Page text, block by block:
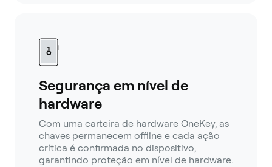
Segurança em nível de
hardware
Com uma carteira de hardware OneKey, as
chaves permanecem offline e cada ação
crítica é confirmada no dispositivo,
garantindo proteção em nível de hardware.